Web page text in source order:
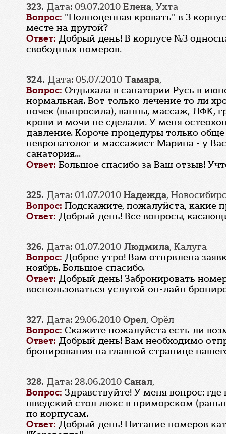
323. Дата: 09.07.2010 Елена, Ухта
Вопрос: "Полноценная кровать" в 3
месте на другой?
Ответ: Добрый день! В корпусе №3
свободных номеров.
324. Дата: 05.07.2010 Тамара,
Вопрос: Отдыхала в санатории Русь в
нормальная. Вот только лечение то ли
почек (выпросила), ванны, массаж, ЛФК,
крови и мочи не сделали. У меня
давление. Короче процедуры только
невропатолог и массажист Марина - у
санатория...
Ответ: Большое спасибо за Ваш отзыв!
325. Дата: 01.07.2010 Надежда,
Вопрос: Подскажите, пожалуйста, какие
Ответ: Добрый день! Все вопросы,
326. Дата: 01.07.2010 Людмила, Калуга
Вопрос: Доброе утро! Вам отпрвлена
ноябрь. Большое спасибо.
Ответ: Добрый день! Забронировать
воспользоваться услугой он-лайн
327. Дата: 29.06.2010 Орел, Орёл
Вопрос: Скажите пожалуйста есть ли
Ответ: Добрый день! Вам необходимо
бронирования на главной странице
328. Дата: 28.06.2010 Санал,
Вопрос: Здравствуйте! У меня вопрос:
шведский стол люкс в приморском
по корпусам.
Ответ: Добрый день! Питание номеров